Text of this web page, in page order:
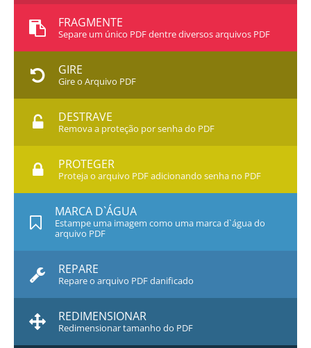
FRAGMENTE
Separe um único PDF dentre diversos arquivos PDF
GIRE
Gire o Arquivo PDF
DESTRAVE
Remova a proteção por senha do PDF
PROTEGER
Proteja o arquivo PDF adicionando senha no PDF
MARCA D`ÁGUA
Estampe uma imagem como uma marca d`água do
arquivo PDF
REPARE
Repare o arquivo PDF danificado
REDIMENSIONAR
Redimensionar tamanho do PDF